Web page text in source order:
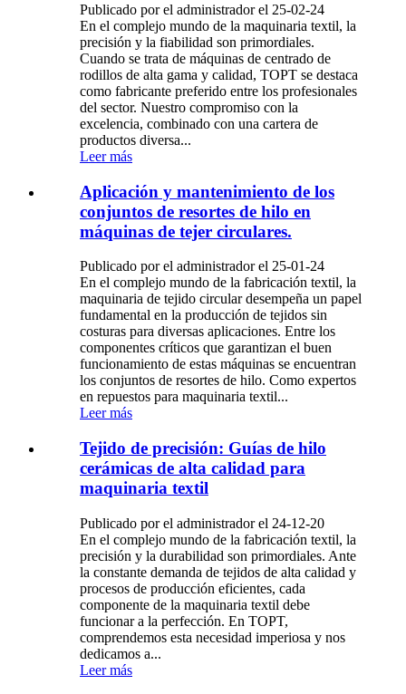
Publicado por el administrador el 25-02-24
En el complejo mundo de la maquinaria textil, la
precisión y la fiabilidad son primordiales.
Cuando se trata de máquinas de centrado de
rodillos de alta gama y calidad, TOPT se destaca
como fabricante preferido entre los profesionales
del sector. Nuestro compromiso con la
excelencia, combinado con una cartera de
productos diversa...
Leer más
Aplicación y mantenimiento de los
conjuntos de resortes de hilo en
máquinas de tejer circulares.
Publicado por el administrador el 25-01-24
En el complejo mundo de la fabricación textil, la
maquinaria de tejido circular desempeña un papel
fundamental en la producción de tejidos sin
costuras para diversas aplicaciones. Entre los
componentes críticos que garantizan el buen
funcionamiento de estas máquinas se encuentran
los conjuntos de resortes de hilo. Como expertos
en repuestos para maquinaria textil...
Leer más
Tejido de precisión: Guías de hilo
cerámicas de alta calidad para
maquinaria textil
Publicado por el administrador el 24-12-20
En el complejo mundo de la fabricación textil, la
precisión y la durabilidad son primordiales. Ante
la constante demanda de tejidos de alta calidad y
procesos de producción eficientes, cada
componente de la maquinaria textil debe
funcionar a la perfección. En TOPT,
comprendemos esta necesidad imperiosa y nos
dedicamos a...
Leer más